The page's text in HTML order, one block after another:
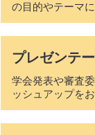
の目的やテーマ
プレゼンテ
学会発表や審査
ッシュアップを